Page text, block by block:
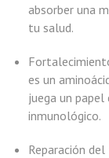
absorber una
tu salud.
es un
juega un
inmunológico.
Reparación